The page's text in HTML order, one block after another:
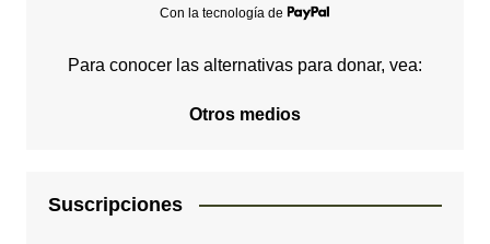
Con la tecnología de
Para conocer las alternativas para donar, vea:
Otros medios
Suscripciones